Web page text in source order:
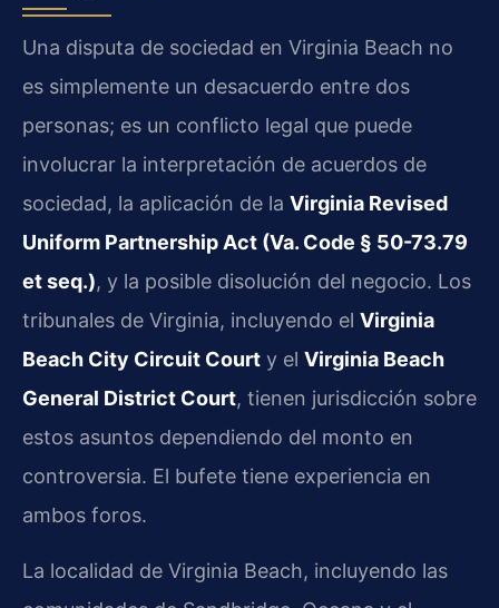
Una disputa de sociedad en Virginia Beach no
es simplemente un desacuerdo entre dos
personas; es un conflicto legal que puede
involucrar la interpretación de acuerdos de
sociedad, la aplicación de la Virginia Revised
Uniform Partnership Act (Va. Code § 50-73.79
et seq.), y la posible disolución del negocio. Los
tribunales de Virginia, incluyendo el Virginia
Beach City Circuit Court y el Virginia Beach
General District Court, tienen jurisdicción sobre
estos asuntos dependiendo del monto en
controversia. El bufete tiene experiencia en
ambos foros.
La localidad de Virginia Beach, incluyendo las